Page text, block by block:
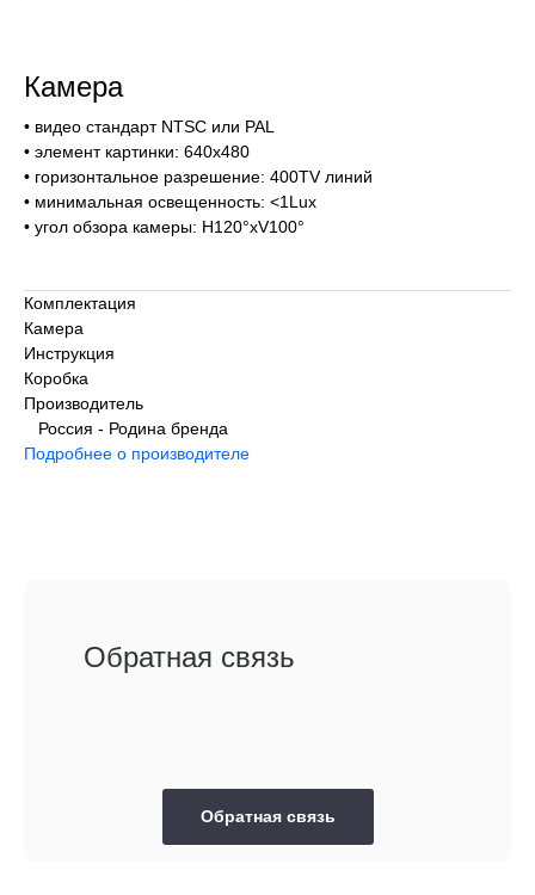
Камера
• видео стандарт NTSC или PAL
• элемент картинки: 640х480
• горизонтальное разрешение: 400TV линий
• минимальная освещенность: <1Lux
• угол обзора камеры: H120°xV100°
Комплектация
Камера
Инструкция
Коробка
Производитель
Россия - Родина бренда
Подробнее о производителе
Обратная связь
Обратная связь